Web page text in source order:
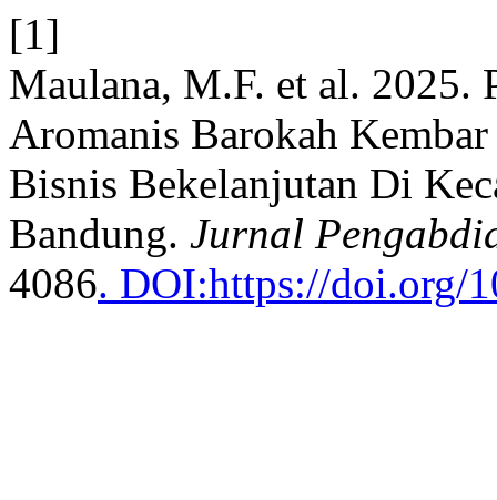
[1]
Maulana, M.F. et al. 2025.
Aromanis Barokah
Bisnis Bekelanjutan Di
Bandung. Jurnal
4086. DOI:https://doi.org/